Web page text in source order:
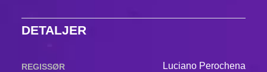
DETALJER
REGISSØR Luciano Perochena